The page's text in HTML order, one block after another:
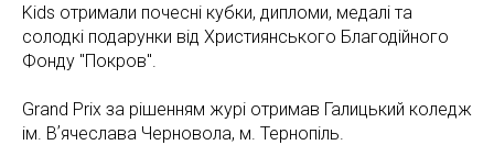
Kids отримали почесні кубки, дипломи, медалі та
солодкі подарунки від Християнського Благодійного
Фонду "Покров".
Grand Prix за рішенням журі отримав Галицький коледж
ім. Вʼячеслава Черновола, м. Тернопіль.